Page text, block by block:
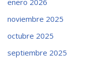
noviembre 2025
octubre 2025
septiembre 2025